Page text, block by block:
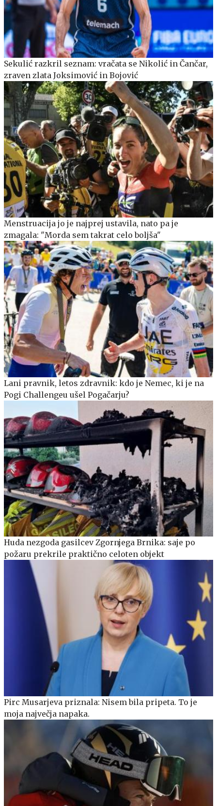
Sekulić razkril seznam: vračata se Nikolić in Čančar,
zraven zlata Joksimović in Bojović
Menstruacija jo je najprej ustavila, nato pa je
zmagala: "Morda sem takrat celo boljša"
Lani pravnik, letos zdravnik: kdo je Nemec, ki je na
Pogi Challengeu ušel Pogačarju?
Huda nezgoda gasilcev Zgornjega Brnika: saje po
požaru prekrile praktično celoten objekt
Pirc Musarjeva priznala: Nisem bila pripeta. To je
moja največja napaka.